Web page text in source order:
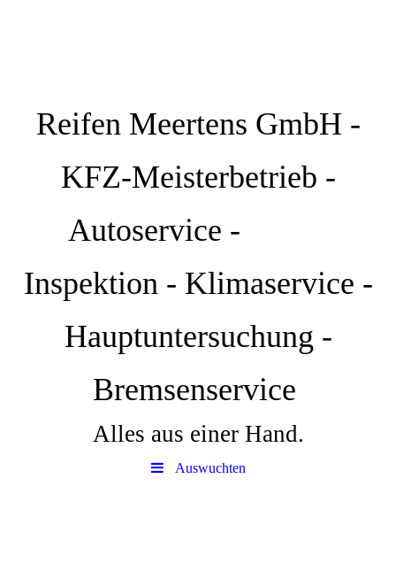
Reifen Meertens GmbH -
KFZ-Meisterbetrieb -
Autoservice -
Inspektion - Klimaservice -
Hauptuntersuchung -
Bremsenservice
Alles aus einer Hand.
Auswuchten